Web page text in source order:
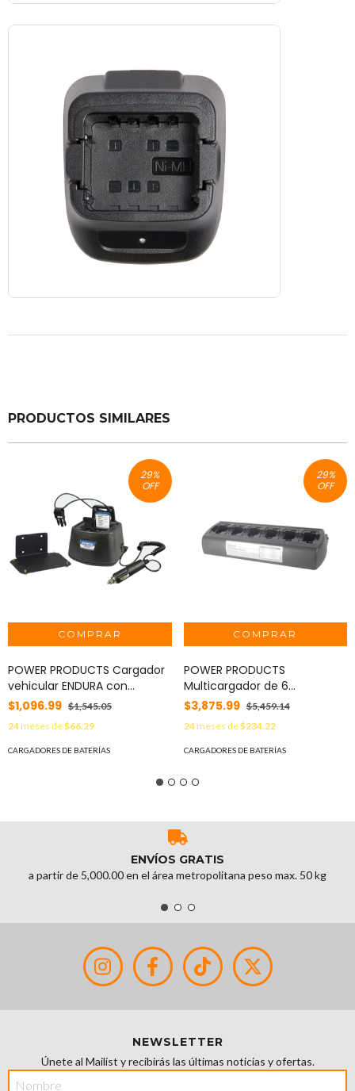
PRODUCTOS SIMILARES
29%
OFF
POWER PRODUCTS Cargador
vehicular ENDURA con
tirantes para radio y
accesorios de montaje
alternativa para el cargador
KSC24 MOD: PP-VKSC24
$1,096.99 $1,545.05
24meses de$66.29
CARGADORES DE BATERÍAS
29%
OFF
POWER PRODUCTS
Multicargador de 6
cavidades para radios
TK2100/3100/2102A/3102A/
y portátiles serie G. MOD: PP-
$3,875.99 $5,459.14
24meses de$234.22
CARGADORES DE BATERÍAS
ENVÍOS GRATIS
a partir de 5,000.00 en el área metropolitana peso max. 50 kg
NEWSLETTER
Únete al Mailist y recibirás las últimas noticias y ofertas.